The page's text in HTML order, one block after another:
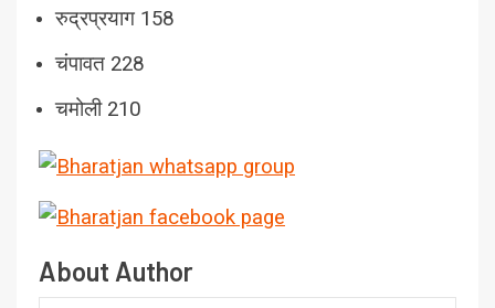
रुद्रप्रयाग 158
चंपावत 228
चमोली 210
About Author